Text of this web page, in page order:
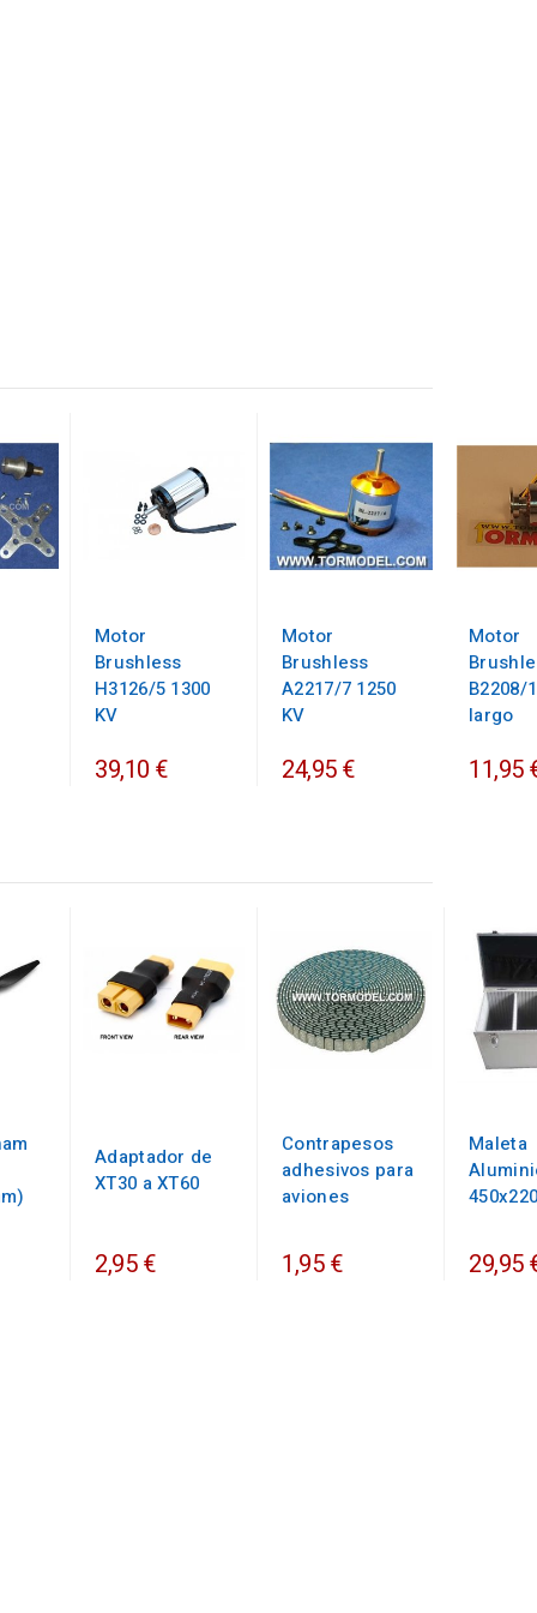
Motor
Brushless
H3126/5 1300
KV
39,10 €
Motor
Brushless
A2217/7 1250
KV
24,95 €
Motor
B2208/
largo
11,95
Adaptador de
XT30 a XT60
2,95 €
Contrapesos
adhesivos para
aviones
1,95 €
Maleta
29,95